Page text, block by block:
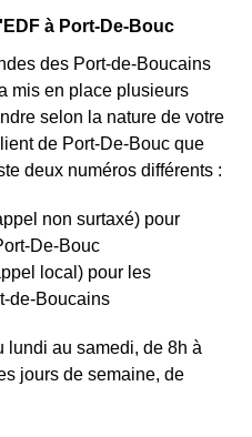
à Port-De-Bouc
des Port-de-Boucains
mis en place plusieurs
selon la nature de votre
de Port-De-Bouc que
deux numéros différents :
non surtaxé) pour
De-Bouc
local) pour les
de-Boucains
lundi au samedi, de 8h à
jours de semaine, de